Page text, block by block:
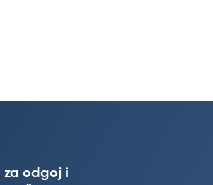
za odgoj i